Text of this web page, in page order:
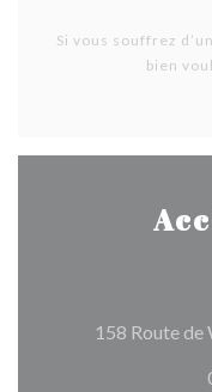
Si vous souffrez
bien
158 Route de